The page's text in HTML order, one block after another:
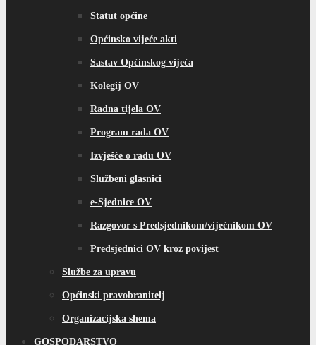
Statut općine
Općinsko vijeće akti
Sastav Općinskog vijeća
Kolegij OV
Radna tijela OV
Program rada OV
Izvješće o radu OV
Službeni glasnici
e-Sjednice OV
Razgovor s Predsjednikom/vijećnikom OV
Predsjednici OV kroz povijest
Službe za upravu
Općinski pravobranitelj
Organizacijska shema
GOSPODARSTVO